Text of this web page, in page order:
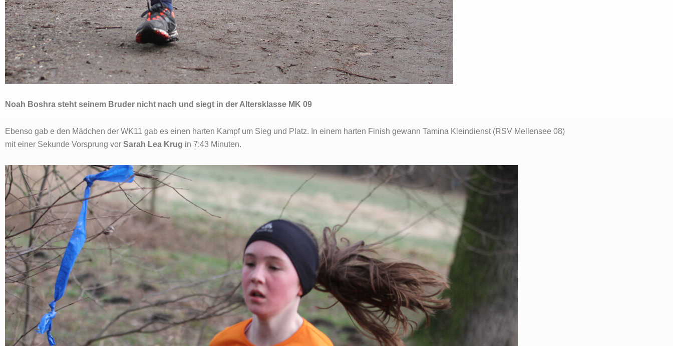
Noah Boshra steht seinem Bruder nicht nach und siegt in der Altersklasse MK 09
Ebenso gab e den Mädchen der WK11 gab es einen harten Kampf um Sieg und Platz. In einem harten Finish gewann Tamina Kleindienst (RSV Mellensee 08)
mit einer Sekunde Vorsprung vor Sarah Lea Krug in 7:43 Minuten.